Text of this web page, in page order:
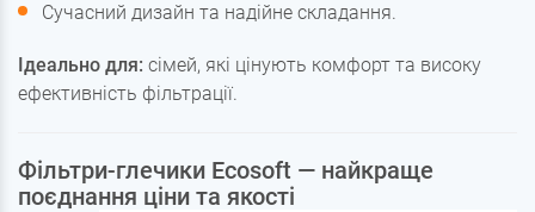
Сучасний дизайн та надійне складання.
Ідеально для: сімей, які цінують комфорт та високу
ефективність фільтрації.
Фільтри-глечики Ecosoft — найкраще
поєднання ціни та якості